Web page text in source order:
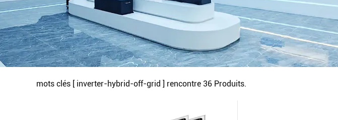
mots clés [ inverter-hybrid-off-grid ] rencontre 36 Produits.